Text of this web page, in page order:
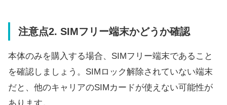
注意点2. SIMフリー端末かどうか確認
本体のみを購入する場合、SIMフリー端末であること
を確認しましょう。SIMロック解除されていない端末
だと、他のキャリアのSIMカードが使えない可能性が